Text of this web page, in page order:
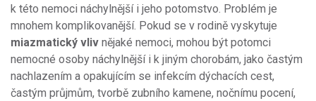
k této nemoci náchylnější i jeho potomstvo. Problém je
mnohem komplikovanější. Pokud se v rodině vyskytuje
miazmatický vliv nějaké nemoci, mohou být potomci
nemocné osoby náchylnější i k jiným chorobám, jako častým
nachlazením a opakujícím se infekcím dýchacích cest,
častým průjmům, tvorbě zubního kamene, nočnímu pocení,